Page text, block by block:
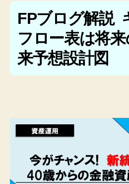
FPブログ解説
フロー表は将
来予想設計図